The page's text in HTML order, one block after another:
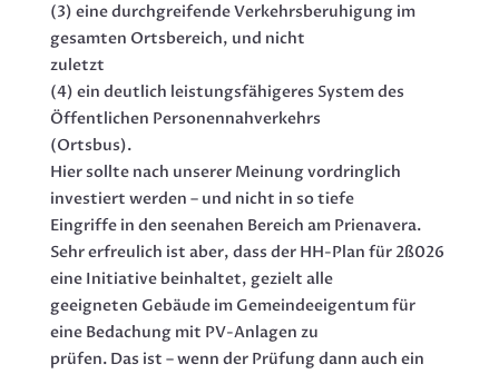
(3) eine durchgreifende Verkehrsberuhigung im
gesamten Ortsbereich, und nicht
zuletzt
(4) ein deutlich leistungsfähigeres System des
Öffentlichen Personennahverkehrs
(Ortsbus).
Hier sollte nach unserer Meinung vordringlich
investiert werden – und nicht in so tiefe
Eingriffe in den seenahen Bereich am Prienavera.
Sehr erfreulich ist aber, dass der HH-Plan für 2ß026
eine Initiative beinhaltet, gezielt alle
geeigneten Gebäude im Gemeindeeigentum für
eine Bedachung mit PV-Anlagen zu
prüfen. Das ist – wenn der Prüfung dann auch ein